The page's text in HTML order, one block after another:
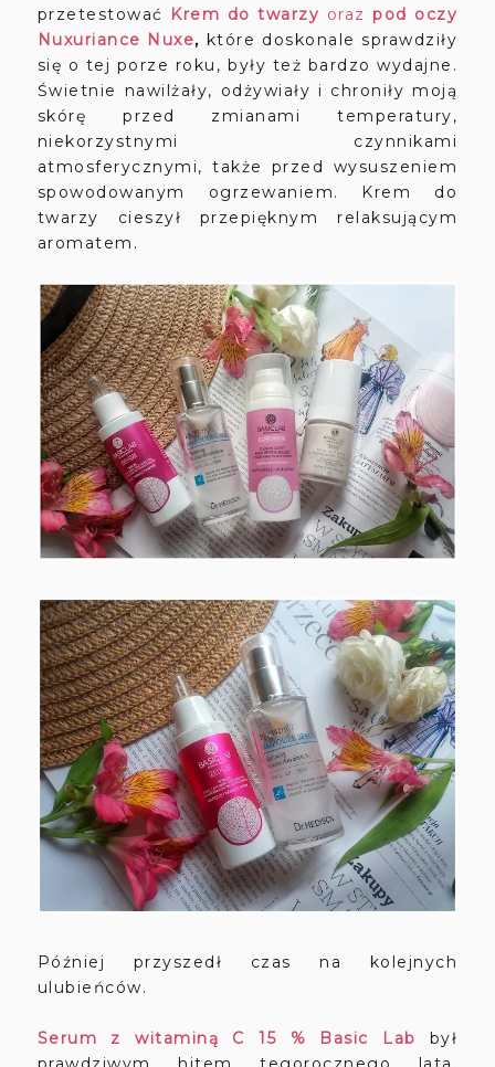
przetestować
Krem do twarzy oraz pod oczy
Nuxuriance Nuxe, które doskonale sprawdziły
się o tej porze roku, były też bardzo wydajne.
Świetnie nawilżały, odżywiały i chroniły moją
skórę przed zmianami temperatury,
niekorzystnymi czynnikami
atmosferycznymi, także przed wysuszeniem
spowodowanym ogrzewaniem. Krem do
twarzy cieszył przepięknym relaksującym
aromatem.
Później przyszedł czas na kolejnych
ulubieńców.
Serum z witaminą C 15 % Basic Lab był